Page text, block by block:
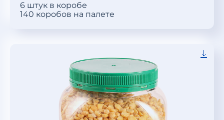
6 штук в коробе
140 коробов на палете